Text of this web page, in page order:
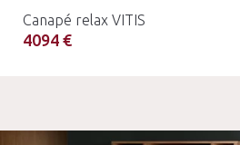
Canapé relax VITIS
4094 €